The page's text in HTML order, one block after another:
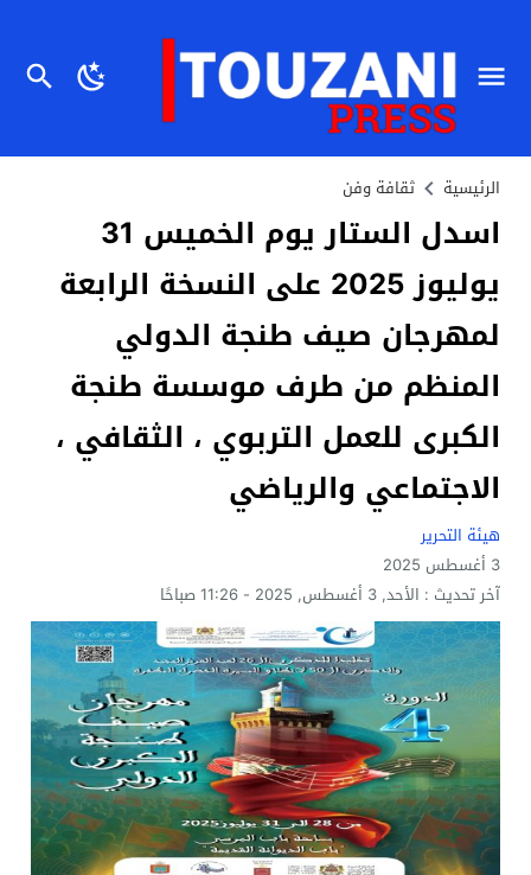
الرئيسية ثقافة وفن
اسدل الستار يوم الخميس 31
يوليوز 2025 على النسخة الرابعة
لمهرجان صيف طنجة الدولي
المنظم من طرف موسسة طنجة
الكبرى للعمل التربوي ، الثقافي ،
الاجتماعي والرياضي
هيئة التحرير
3 أغسطس 2025
آخر تحديث : الأحد, 3 أغسطس, 2025 - 11:26 صباحًا